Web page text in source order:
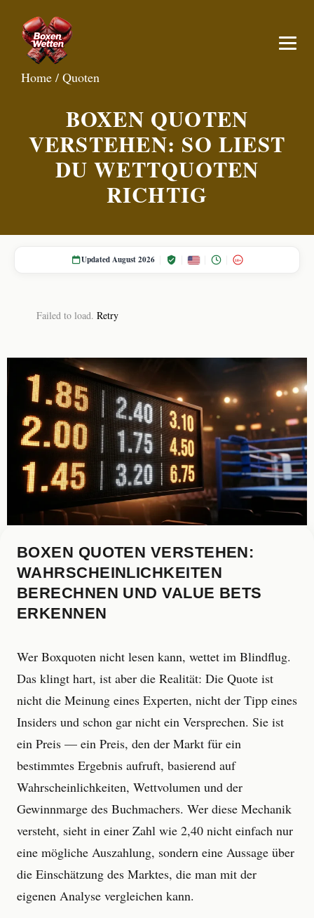
Home / Quoten
BOXEN QUOTEN
VERSTEHEN: SO LIEST
DU WETTQUOTEN
RICHTIG
Updated August 2026 18+
Failed to load. Retry
BOXEN QUOTEN VERSTEHEN:
WAHRSCHEINLICHKEITEN
BERECHNEN UND VALUE BETS
ERKENNEN
Wer Boxquoten nicht lesen kann, wettet im Blindflug.
Das klingt hart, ist aber die Realität: Die Quote ist
nicht die Meinung eines Experten, nicht der Tipp eines
Insiders und schon gar nicht ein Versprechen. Sie ist
ein Preis — ein Preis, den der Markt für ein
bestimmtes Ergebnis aufruft, basierend auf
Wahrscheinlichkeiten, Wettvolumen und der
Gewinnmarge des Buchmachers. Wer diese Mechanik
versteht, sieht in einer Zahl wie 2,40 nicht einfach nur
eine mögliche Auszahlung, sondern eine Aussage über
die Einschätzung des Marktes, die man mit der
eigenen Analyse vergleichen kann.